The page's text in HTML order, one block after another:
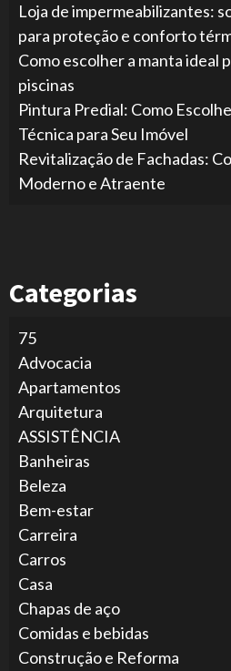
Loja de impermeabilizantes:
para proteção e conforto
Como escolher a manta ideal
piscinas
Pintura Predial: Como
Técnica para Seu Imóvel
Revitalização de Fachadas:
Moderno e Atraente
Categorias
75
Advocacia
Apartamentos
Arquitetura
ASSISTÊNCIA
Banheiras
Beleza
Bem-estar
Carreira
Carros
Casa
Chapas de aço
Comidas e bebidas
Construção e Reforma